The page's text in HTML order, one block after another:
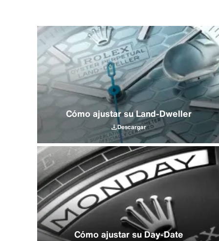
Cómo ajustar su Land‑Dweller
Descargar
Cómo ajustar su Day-Date